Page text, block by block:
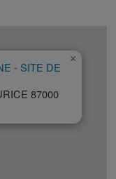
- SITE DE
87000
×